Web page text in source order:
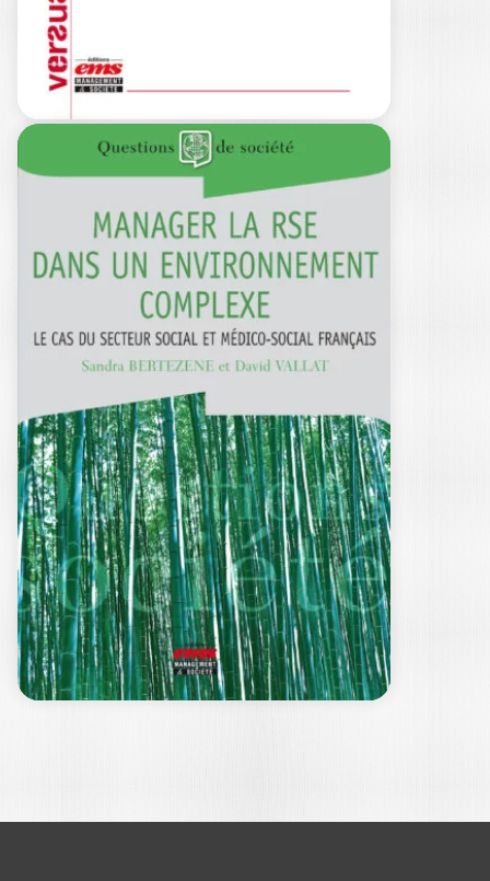
ÉROSION DU
LITTORAL
BENJAMIN TAUPIN
Ouvrage labellisé FNEGE (2025),
catégorie « Ouvrage de recherche non
collectif » L’érosion…
19,50 €